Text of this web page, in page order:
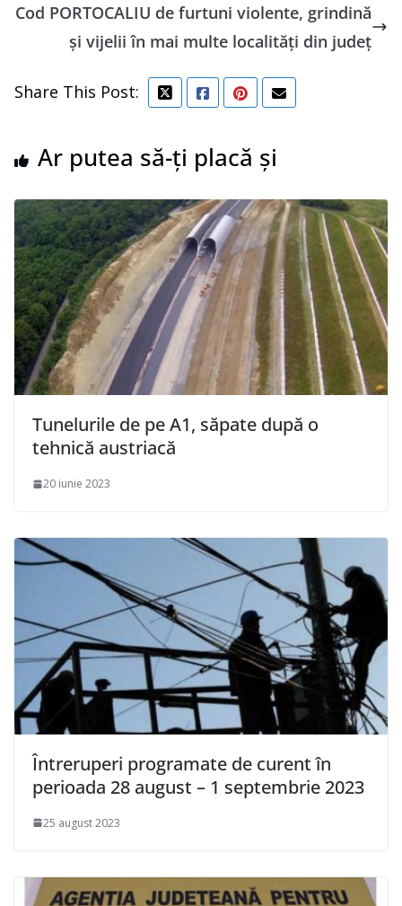
Cod PORTOCALIU de furtuni violente, grindină
și vijelii în mai multe localități din județ
Share This Post:
Ar putea să-ți placă și
Tunelurile de pe A1, săpate după o
tehnică austriacă
20 iunie 2023
Întreruperi programate de curent în
perioada 28 august – 1 septembrie 2023
25 august 2023